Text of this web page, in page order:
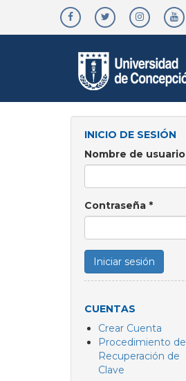
contenido
INICIO DE SESIÓN
Nombre de usuario
Contraseña *
Iniciar sesión
CUENTAS
Crear Cuenta
Procedimiento de
Recuperación de
Clave